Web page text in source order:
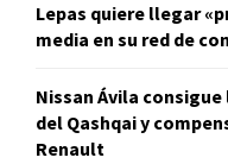
Lepas quiere llegar
media en su red de
Nissan Ávila
del Qashqai y
Renault